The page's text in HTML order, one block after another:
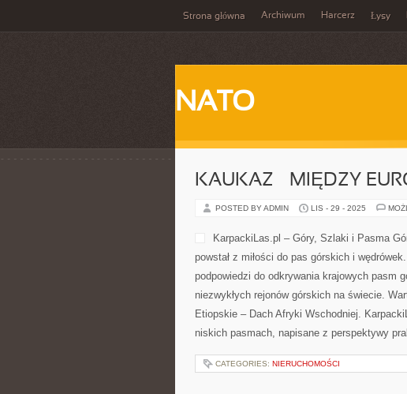
Strona główna Archiwum Harcerz Łysy
NATO
KAUKAZ – MIĘDZY
POSTED BY ADMIN LIS - 29 - 2025
KarpackiLas.pl – Góry, Szlaki i Pasma
powstał z miłości do pas górskich i
podpowiedzi do odkrywania krajowych pasm
niezwykłych rejonów górskich na świecie.
Etiopskie – Dach Afryki Wschodniej.
niskich pasmach, napisane z perspektywy
CATEGORIES: NIERUCHOMOŚCI